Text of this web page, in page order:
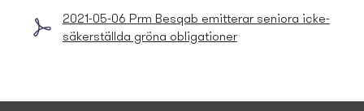
2021-05-06 Prm Besqab emitterar seniora icke-
säkerställda gröna obligationer